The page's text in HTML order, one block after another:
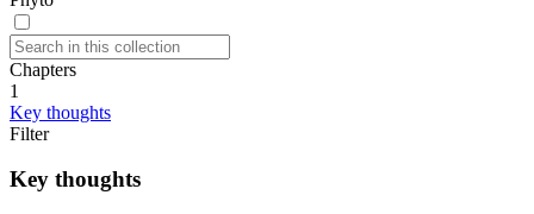
Chapters
1
Key thoughts
Filter
Key thoughts